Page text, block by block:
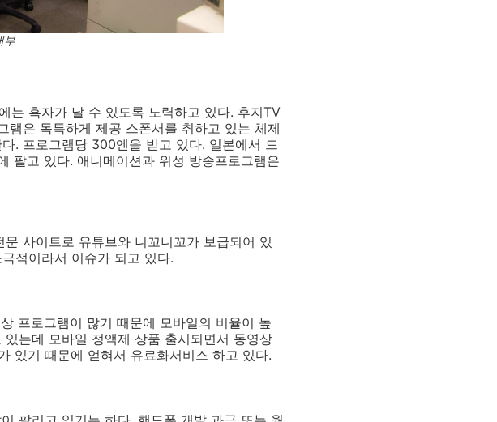
부
는 흑자가 날 수 있도록 노력하고 있다. 후지TV
램은 독특하게 제공 스폰서를 취하고 있는 체제
. 프로그램당 300엔을 받고 있다. 일본에서 드
팔고 있다. 애니메이션과 위성 방송프로그램은
사이트로 유튜브와 니꼬니꼬가 보급되어 있
적이라서 이슈가 되고 있다.
프로그램이 많기 때문에 모바일의 비율이 높
는데 모바일 정액제 상품 출시되면서 동영상
있기 때문에 얻혀서 유료화서비스 하고 있다.